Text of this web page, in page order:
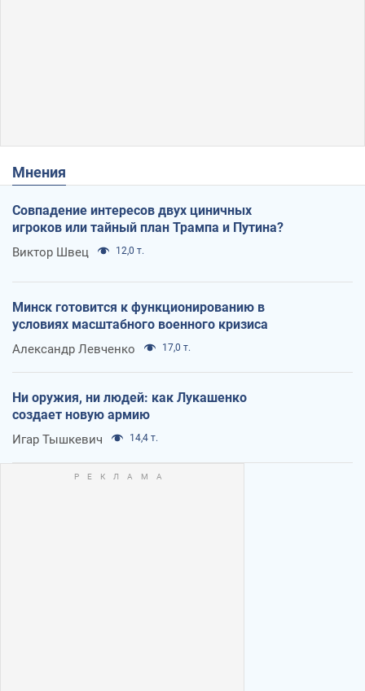
Мнения
Совпадение интересов двух циничных
игроков или тайный план Трампа и Путина?
Виктор Швец 12,0 т.
Минск готовится к функционированию в
условиях масштабного военного кризиса
Александр Левченко 17,0 т.
Ни оружия, ни людей: как Лукашенко
создает новую армию
Игар Тышкевич 14,4 т.